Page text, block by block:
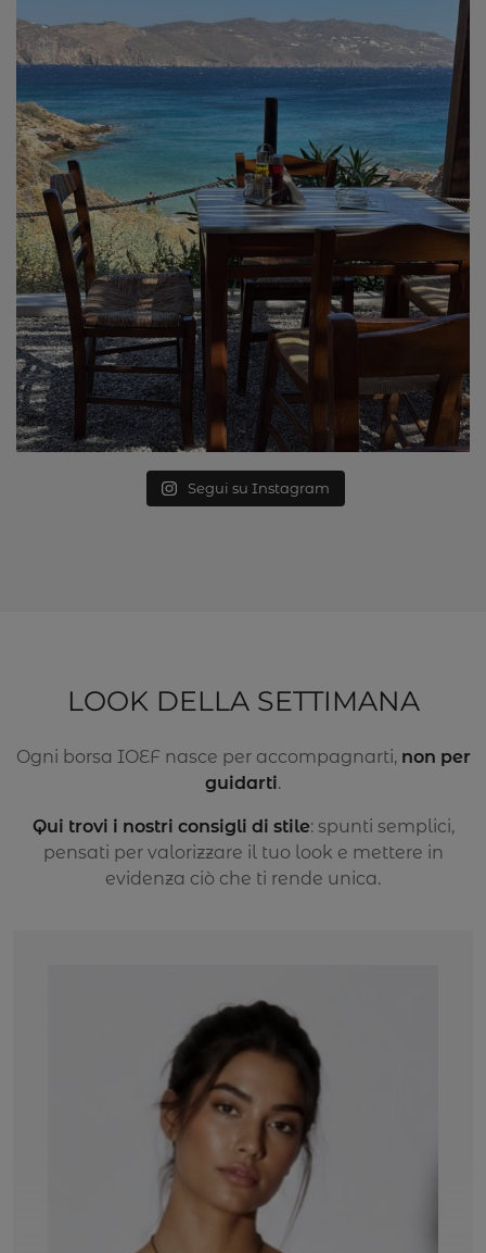
Segui su Instagram
LOOK DELLA SETTIMANA
Ogni borsa IOEF nasce per accompagnarti, non per
guidarti.
Qui trovi i nostri consigli di stile: spunti semplici,
pensati per valorizzare il tuo look e mettere in
evidenza ciò che ti rende unica.